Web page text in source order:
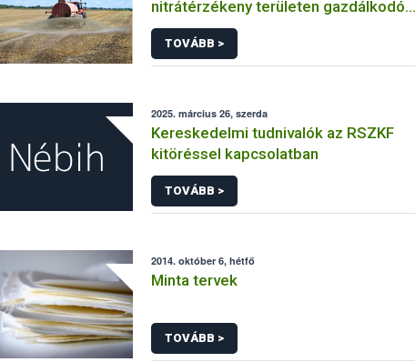
nitrátérzékeny területen gazdálkodók
esetében
TOVÁBB >
2025. március 26, szerda
Kereskedelmi tudnivalók az RSZKF
kitöréssel kapcsolatban
TOVÁBB >
2014. október 6, hétfő
Minta tervek
TOVÁBB >